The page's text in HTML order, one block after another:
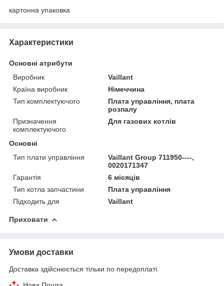
картонна упаковка
Характеристики
Основні атрибути
Виробник
Vaillant
Країна виробник
Німеччина
Тип комплектуючого
Плата управління, плата
розпалу
Призначення
комплектуючого
Для газових котлів
Основні
Тип плати управління
Vaillant Group 711950----,
0020171347
Гарантія
6 місяців
Тип котла запчастини
Плата управління
Підходить для
Vaillant
Приховати
Умови доставки
Доставка здійснюється тільки по передоплаті.